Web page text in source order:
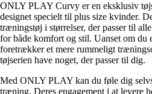
ONLY PLAY Curvy er en eksklusiv
designet specielt til plus size kvinder.
træningstøj i størrelser, der passer til
for både komfort og stil. Uanset om du
foretrækker et mere rummeligt
tøjserien have noget, der passer til dig.
Med ONLY PLAY kan du føle dig
træning. Deres engagement i at levere